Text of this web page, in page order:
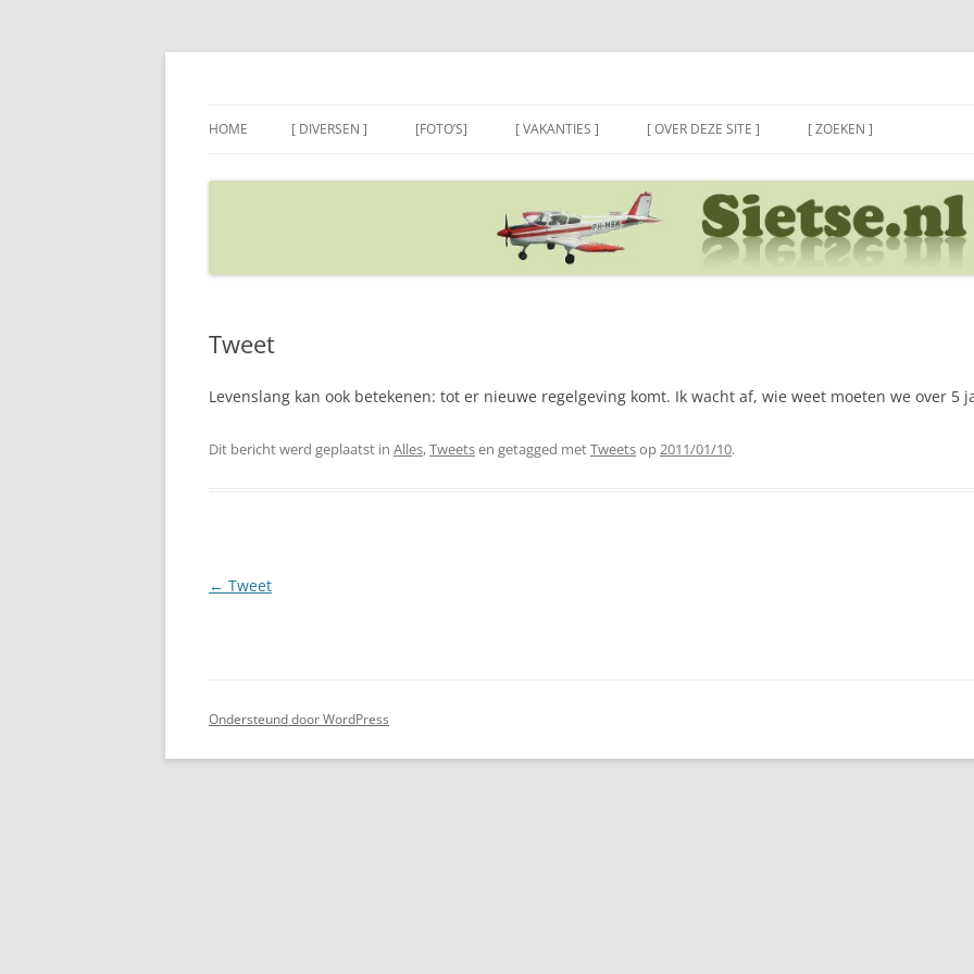
Ga
HOME [ DIVERSEN ] [FOTO’S] [ VAKANTIES ] [ OVER DEZE SITE ] [ ZOEKEN ]
Tweet
Levenslang kan ook betekenen: tot er nieuwe regelgeving komt. Ik wacht af, wie weet moeten we over 5
Dit bericht werd geplaatst in Alles,Tweetsen getagged metTweetsop2011/01/10.
Berichtnavigatie
← Tweet
Ondersteund door WordPress